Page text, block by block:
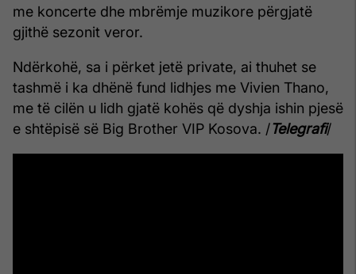
me koncerte dhe mbrëmje muzikore përgjatë
gjithë sezonit veror.
Ndërkohë, sa i përket jetë private, ai thuhet se
tashmë i ka dhënë fund lidhjes me Vivien Thano,
me të cilën u lidh gjatë kohës që dyshja ishin pjesë
e shtëpisë së Big Brother VIP Kosova. /Telegrafi/